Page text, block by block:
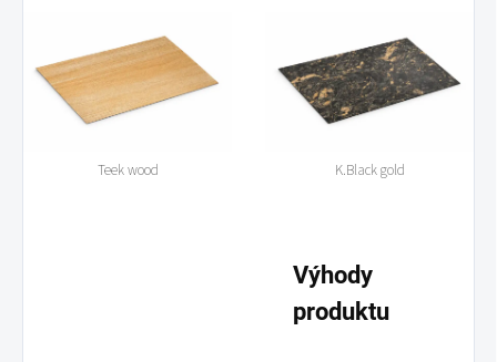
Teek wood K.Black gold
Výhody
produktu